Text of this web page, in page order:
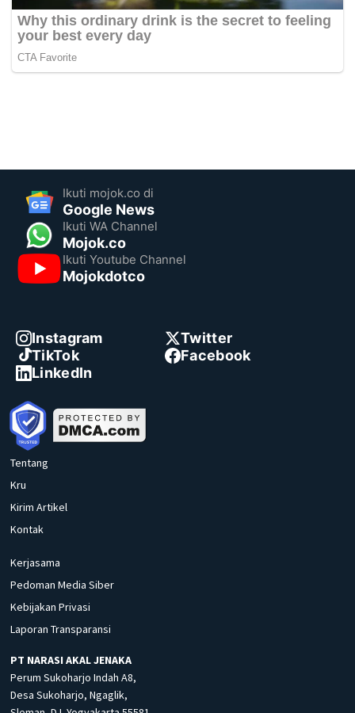
Ikuti mojok.co di
Google News
Ikuti WA Channel
Mojok.co
Ikuti Youtube Channel
Mojokdotco
Instagram
Twitter
TikTok
Facebook
LinkedIn
Tentang
Kru
Kirim Artikel
Kontak
Kerjasama
Pedoman Media Siber
Kebijakan Privasi
Laporan Transparansi
PT NARASI AKAL JENAKA
Perum Sukoharjo Indah A8,
Desa Sukoharjo, Ngaglik,